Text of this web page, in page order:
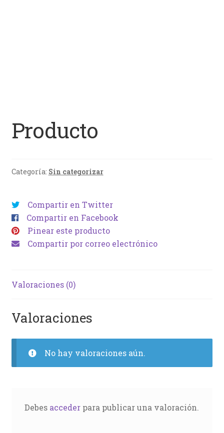
Producto
Categoría: Sin categorizar
Compartir en Twitter
Compartir en Facebook
Pinear este producto
Compartir por correo electrónico
Valoraciones (0)
Valoraciones
No hay valoraciones aún.
Debes accederpara publicar una valoración.